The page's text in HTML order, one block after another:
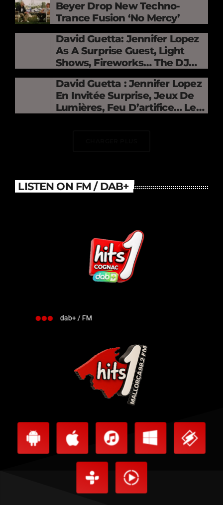
Beyer Drop New Techno-
Trance Fusion ‘No Mercy’
David Guetta: Jennifer Lopez
As A Surprise Guest, Light
Shows, Fireworks… The DJ
Electrifies The Stade De
France
David Guetta : Jennifer Lopez
En Invitée Surprise, Jeux De
Lumières, Feu D’artifice… Le
LISTEN ON FM / DAB+
dab+ / FM